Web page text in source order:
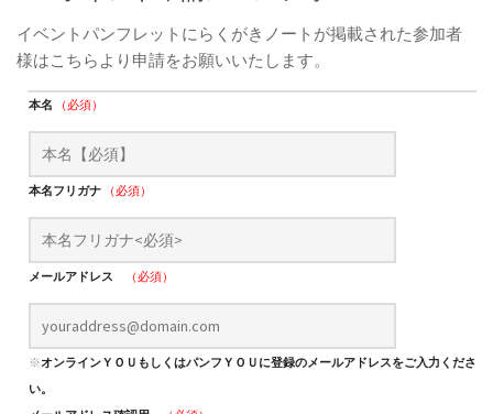
イベントパンフレットにらくがきノートが掲載された参加者
様はこちらより申請をお願いいたします。
本名 （必須）
本名フリガナ （必須）
メールアドレス （必須）
※オンラインＹＯＵもしくはパンフＹＯＵに登録のメールアドレスをご入力くださ
い。